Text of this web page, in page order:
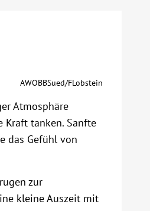
AWOBBSued/FLobstein
Atmosphäre
Kraft tanken. Sanfte
das Gefühl von
zur
kleine Auszeit mit